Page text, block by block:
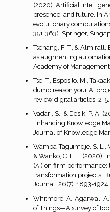
(2020). Artificial
presence, and future. In
evolutionary
351-363). Springer,
Tschang, F. T., &
as augmenting
Academy of
Tse, T., Esposito, M.,
dumb reason your AI
review digital articles, 2-5.
Vadari, S., & Desik, P. A.
Enhancing Knowledge
Journal of Knowledge
Wamba-Taguimdje, S. L.,
& Wanko, C. E. T.
(AI) on firm performance:
transformation projects.
Journal, 26(7), 1893-1924.
Whitmore, A., Agarwal,
of Things—A survey of